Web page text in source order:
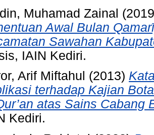
Muhamad Zainal
Awal Bulan
Sawahan
IAIN Kediri.
Arif Miftahul (2013)
terhadap Kajian
atas Sains Cabang
Kediri.